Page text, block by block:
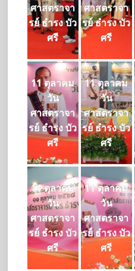
ศาสตราจา
รย์ ธำรง บัว
ศรี
ศาสตราจา
รย์ ธำรง บัว
ศรี
11 ตุลาคม
วัน
ศาสตราจา
รย์ ธำรง บัว
ศรี
11 ตุลาคม
วัน
ศาสตราจา
รย์ ธำรง บัว
ศรี
11 ตุลาคม
วัน
ศาสตราจา
รย์ ธำรง บัว
ศรี
11 ตุลาคม
วัน
ศาสตราจา
รย์ ธำรง บัว
ศรี